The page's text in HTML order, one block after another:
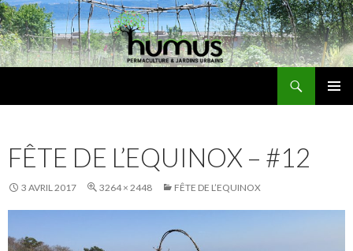
FÊTE DE L’EQUINOX – #12
3 AVRIL 2017 3264 × 2448 FÊTE DE L’EQUINOX